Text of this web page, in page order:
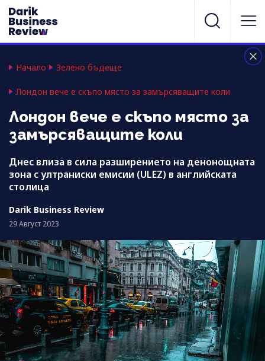
Начало Зелено бъдеще
Лондон вече е скъпо място за замърсяващите коли
Лондон вече е скъпо място за
замърсяващите коли
Днес влиза в сила разширението на денонощната
зона с ултраниски емисии (ULEZ) в английската
столица
Darik Business Review
29 Август 2023